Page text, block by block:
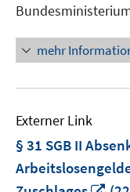
mehr
Externer Link
§ 31 SGB II
In